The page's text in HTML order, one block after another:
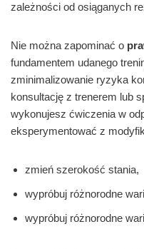
zależności od osiąganych
Nie można zapominać o
fundamentem udanego
zminimalizowanie ryzyka
konsultację z trenerem lub
wykonujesz ćwiczenia w
eksperymentować z
zmień szerokość stania,
wypróbuj różnorodne
wypróbuj różnorodne